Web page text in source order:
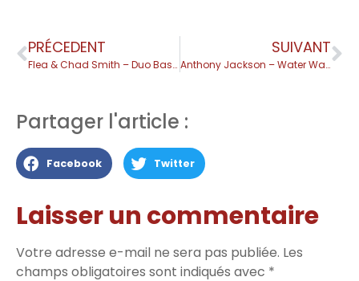
PRÉCEDENT
Flea & Chad Smith – Duo Basse Batterie
SUIVANT
Anthony Jackson – Water Ways Flow Backward Again
Partager l'article :
Facebook Twitter
Laisser un commentaire
Votre adresse e-mail ne sera pas publiée. Les
champs obligatoires sont indiqués avec *